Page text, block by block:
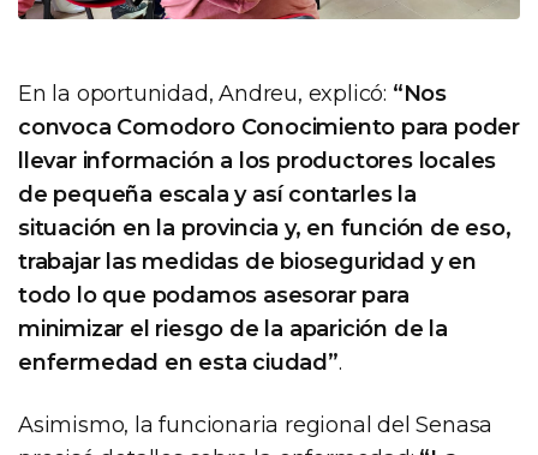
En la oportunidad, Andreu, explicó: “Nos
convoca Comodoro Conocimiento para poder
llevar información a los productores locales
de pequeña escala y así contarles la
situación en la provincia y, en función de eso,
trabajar las medidas de bioseguridad y en
todo lo que podamos asesorar para
minimizar el riesgo de la aparición de la
enfermedad en esta ciudad”.
Asimismo, la funcionaria regional del Senasa